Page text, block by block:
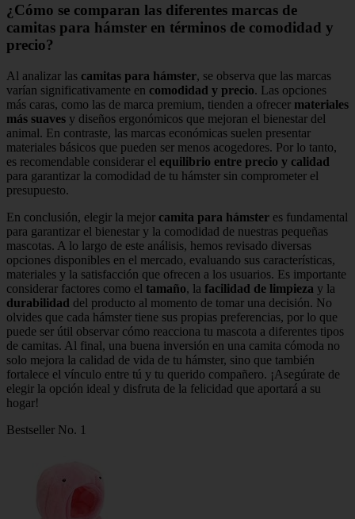
¿Cómo se comparan las diferentes marcas de
camitas para hámster en términos de comodidad y
precio?
Al analizar las camitas para hámster, se observa que las marcas
varían significativamente en comodidad y precio. Las opciones
más caras, como las de marca premium, tienden a ofrecer materiales
más suaves y diseños ergonómicos que mejoran el bienestar del
animal. En contraste, las marcas económicas suelen presentar
materiales básicos que pueden ser menos acogedores. Por lo tanto,
es recomendable considerar el equilibrio entre precio y calidad
para garantizar la comodidad de tu hámster sin comprometer el
presupuesto.
En conclusión, elegir la mejor camita para hámster es fundamental
para garantizar el bienestar y la comodidad de nuestras pequeñas
mascotas. A lo largo de este análisis, hemos revisado diversas
opciones disponibles en el mercado, evaluando sus características,
materiales y la satisfacción que ofrecen a los usuarios. Es importante
considerar factores como el tamaño, la facilidad de limpieza y la
durabilidad del producto al momento de tomar una decisión. No
olvides que cada hámster tiene sus propias preferencias, por lo que
puede ser útil observar cómo reacciona tu mascota a diferentes tipos
de camitas. Al final, una buena inversión en una camita cómoda no
solo mejora la calidad de vida de tu hámster, sino que también
fortalece el vínculo entre tú y tu querido compañero. ¡Asegúrate de
elegir la opción ideal y disfruta de la felicidad que aportará a su
hogar!
Bestseller No. 1